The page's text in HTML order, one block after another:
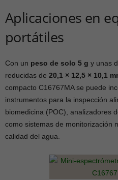
Aplicaciones en
portátiles
Con un peso de solo 5 g y unas
reducidas de 20,1 × 12,5 × 10,1
compacto C16767MA se puede
instrumentos para la inspección
biomedicina (POC), analizadores
como sistemas de monitorización
calidad del agua.